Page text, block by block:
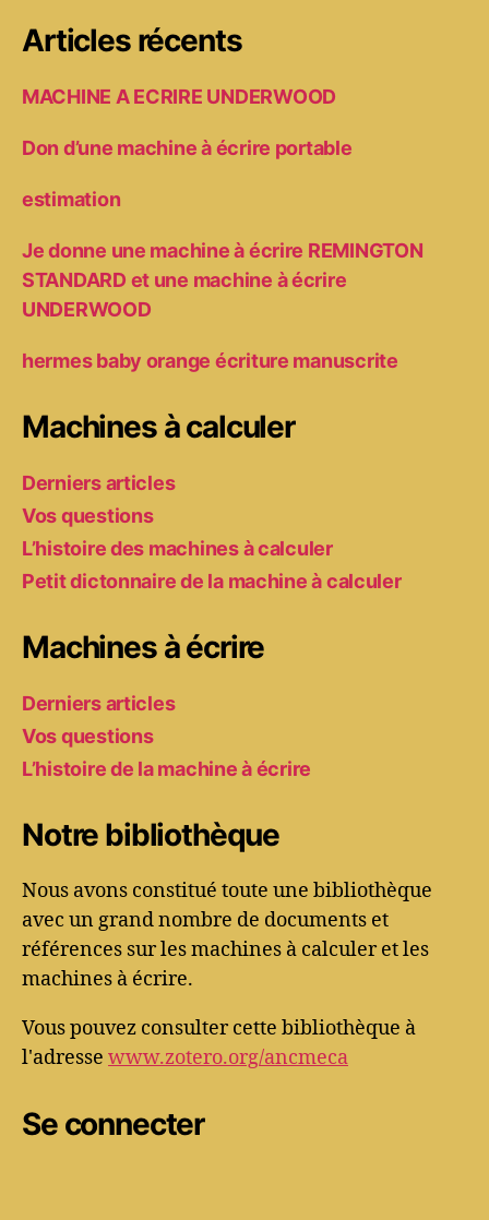
Articles récents
MACHINE A ECRIRE UNDERWOOD
Don d’une machine à écrire portable
estimation
Je donne une machine à écrire REMINGTON
STANDARD et une machine à écrire
UNDERWOOD
hermes baby orange écriture manuscrite
Machines à calculer
Derniers articles
Vos questions
L’histoire des machines à calculer
Petit dictonnaire de la machine à calculer
Machines à écrire
Derniers articles
Vos questions
L’histoire de la machine à écrire
Notre bibliothèque
Nous avons constitué toute une bibliothèque
avec un grand nombre de documents et
références sur les machines à calculer et les
machines à écrire.
Vous pouvez consulter cette bibliothèque à
l'adresse www.zotero.org/ancmeca
Se connecter